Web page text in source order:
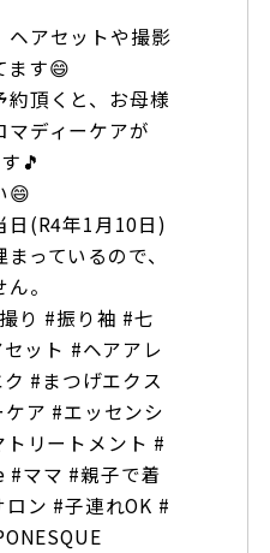
ヘアセットや撮影
ます😄
頂くと、お母様
マディーケアが
🎵
😄
日(R4年1月10日)
っているので、
。
り #振り袖 #七
ット #ヘアアレ
#まつげエクス
ア #エッセンシ
リートメント #
#ママ #親子で着
ン #子連れOK #